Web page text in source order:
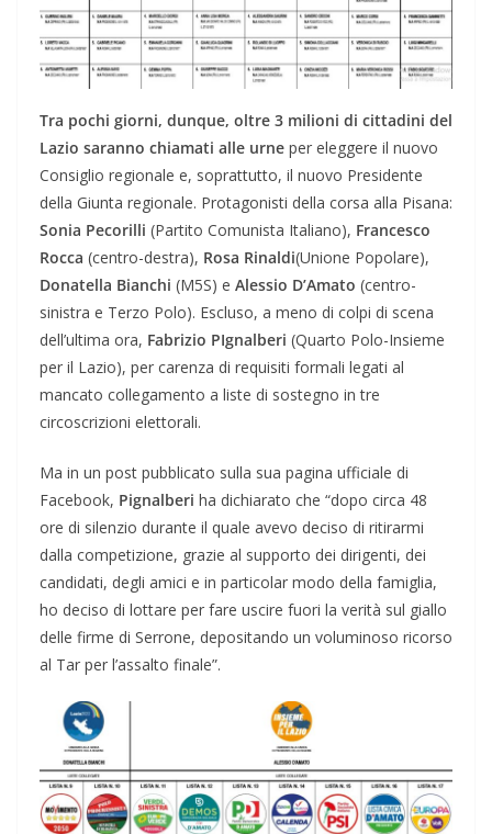
Tra pochi giorni, dunque, oltre 3 milioni di cittadini del
Lazio saranno chiamati alle urne per eleggere il nuovo
Consiglio regionale e, soprattutto, il nuovo Presidente
della Giunta regionale. Protagonisti della corsa alla Pisana:
Sonia Pecorilli (Partito Comunista Italiano), Francesco
Rocca (centro-destra), Rosa Rinaldi(Unione Popolare),
Donatella Bianchi (M5S) e Alessio D’Amato (centro-
sinistra e Terzo Polo). Escluso, a meno di colpi di scena
dell’ultima ora, Fabrizio PIgnalberi (Quarto Polo-Insieme
per il Lazio), per carenza di requisiti formali legati al
mancato collegamento a liste di sostegno in tre
circoscrizioni elettorali.
Ma in un post pubblicato sulla sua pagina ufficiale di
Facebook, Pignalberi ha dichiarato che “dopo circa 48
ore di silenzio durante il quale avevo deciso di ritirarmi
dalla competizione, grazie al supporto dei dirigenti, dei
candidati, degli amici e in particolar modo della famiglia,
ho deciso di lottare per fare uscire fuori la verità sul giallo
delle firme di Serrone, depositando un voluminoso ricorso
al Tar per l’assalto finale”.